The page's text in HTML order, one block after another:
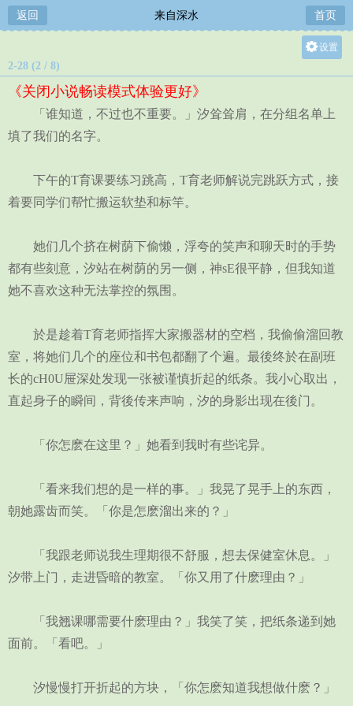
返回 来自深水 首页
设置
中
2-28 (2 / 8)
《关闭小说畅读模式体验更好》
「谁知道，不过也不重要。」汐耸耸肩，在分组名单上
填了我们的名字。
下午的T育课要练习跳高，T育老师解说完跳跃方式，接
着要同学们帮忙搬运软垫和标竿。
她们几个挤在树荫下偷懒，浮夸的笑声和聊天时的手势
都有些刻意，汐站在树荫的另一侧，神sE很平静，但我知道
她不喜欢这种无法掌控的氛围。
於是趁着T育老师指挥大家搬器材的空档，我偷偷溜回教
室，将她们几个的座位和书包都翻了个遍。最後终於在副班
长的cH0U屉深处发现一张被谨慎折起的纸条。我小心取出，
直起身子的瞬间，背後传来声响，汐的身影出现在後门。
「你怎麽在这里？」她看到我时有些诧异。
「看来我们想的是一样的事。」我晃了晃手上的东西，
朝她露齿而笑。「你是怎麽溜出来的？」
「我跟老师说我生理期很不舒服，想去保健室休息。」
汐带上门，走进昏暗的教室。「你又用了什麽理由？」
「我翘课哪需要什麽理由？」我笑了笑，把纸条递到她
面前。「看吧。」
汐慢慢打开折起的方块，「你怎麽知道我想做什麽？」